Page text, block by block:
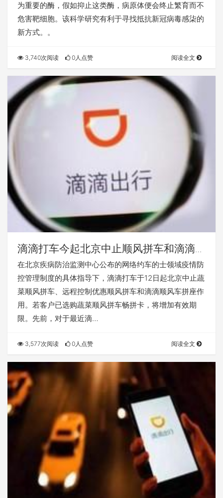
为重要的酶，假如抑止这类酶，病原体便会终止繁育而不
危害靶细胞。该科学研究有利于寻找抵抗新冠病毒感柒的
新方式。。
3,740次阅读 0人点赞 阅读全文
滴滴打车今起北京中止顺风拼车和滴滴顺
风车拼座作用
在北京疾病防治监测中心公布的网络约车的士领域疫情防
控管理制度的具体指导下，滴滴打车于12日起北京中止蔬
菜顺风拼车、远程控制优惠顺风拼车和滴滴顺风车拼座作
用。若客户已选购蔬菜顺风拼车畅拼卡，将增加有效期
限。先前，对于最近滴…
3,577次阅读 0人点赞 阅读全文